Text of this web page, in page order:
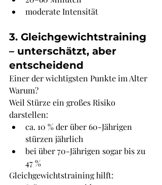
moderate Intensität
3. Gleichgewichtstraining
– unterschätzt, aber
entscheidend
Einer der wichtigsten Punkte im Alter
Warum?
Weil Stürze ein großes Risiko
darstellen:
ca. 10 % der über 60-Jährigen
stürzen jährlich
bei über 70-Jährigen sogar bis zu
47 %
Gleichgewichtstraining hilft: